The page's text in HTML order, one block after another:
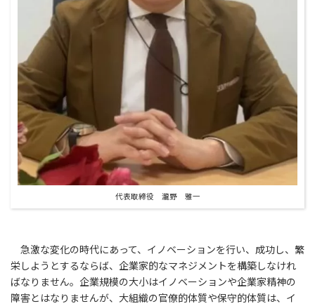
代表取締役 瀧野 雅一
急激な変化の時代にあって、イノベーションを行い、成功し、繁
栄しようとするならば、企業家的なマネジメントを構築しなけれ
ばなりません。企業規模の大小はイノベーションや企業家精神の
障害とはなりませんが、大組織の官僚的体質や保守的体質は、イ